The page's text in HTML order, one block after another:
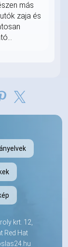
más
zaja és
krt. 12,
Red Hat